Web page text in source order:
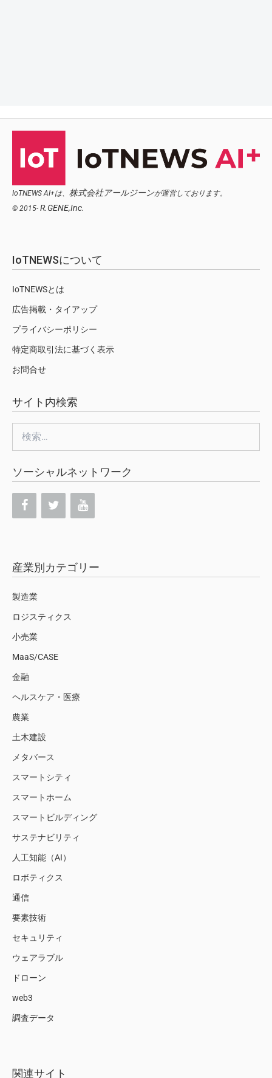
IoTNEWS AI+は、 株式会社アールジーンが運営しております。
© 2015- R.GENE,Inc.
IoTNEWSについて
IoTNEWSとは
広告掲載・タイアップ
プライバシーポリシー
特定商取引法に基づく表示
お問合せ
サイト内検索
索:
ソーシャルネットワーク
産業別カテゴリー
製造業
ロジスティクス
小売業
MaaS/CASE
金融
ヘルスケア・医療
農業
土木建設
メタバース
スマートシティ
スマートホーム
スマートビルディング
サステナビリティ
人工知能（AI）
ロボティクス
通信
要素技術
セキュリティ
ウェアラブル
ドローン
web3
調査データ
関連サイト